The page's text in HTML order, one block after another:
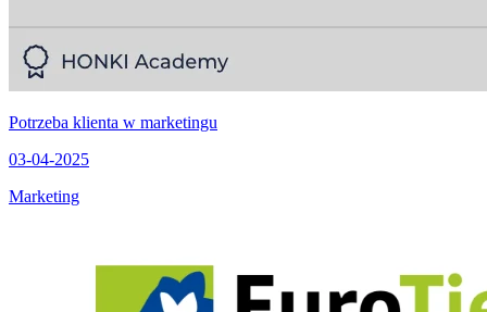
Potrzeba klienta w marketingu
03-04-2025
Marketing